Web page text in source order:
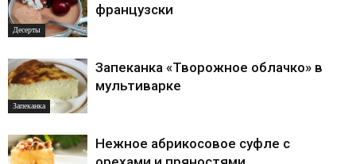
Десерты
французски
Запеканка
Запеканка «Творожное облачко» в
мультиварке
Нежное абрикосовое суфле с